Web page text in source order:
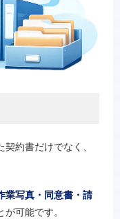
約書だけでなく、
業写真・同意書・請
が可能です。